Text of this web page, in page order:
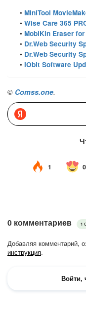
• MiniTool MovieMaker
• Wise Care 365 PRO
• MobiKin Eraser for
• Dr.Web Security
• Dr.Web Security
• IObit Software
© Comss.one.